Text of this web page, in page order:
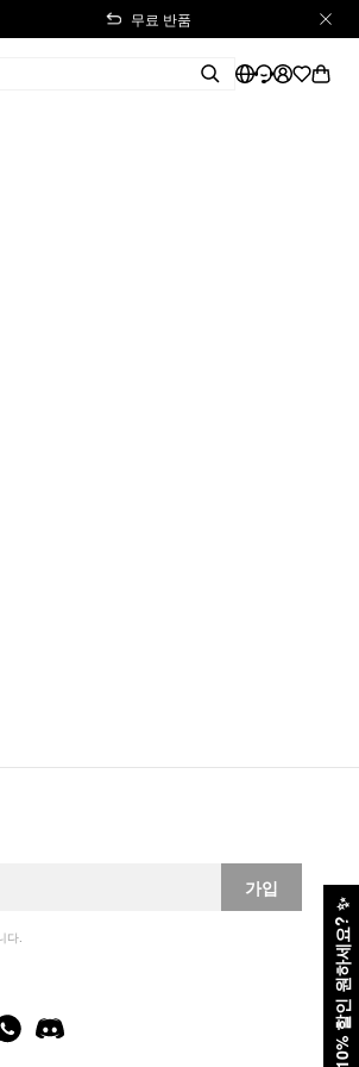
무료 반품
10% 할인 원하세요?
✨
가입
다.